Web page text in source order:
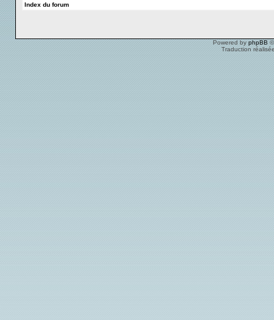
Index du forum
Powered byphpBB©
Traduction